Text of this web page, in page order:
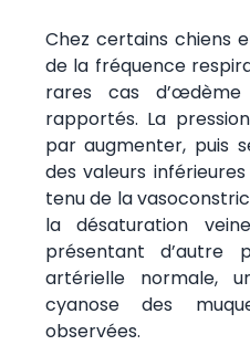
Chez certains chiens
de la fréquence
rares cas
rapportés. La
par augmenter, puis
des valeurs
tenu de la
la désaturation
présentant d’autre
artérielle normale,
cyanose des
observées.